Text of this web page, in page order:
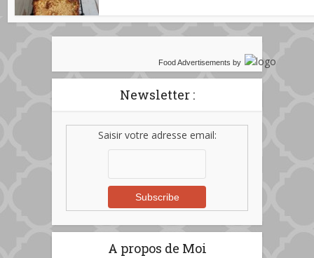
Food Advertisements by
Newsletter :
Saisir votre adresse email:
A propos de Moi